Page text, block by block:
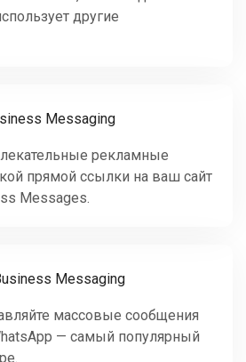
другие
Messaging
рекламные
прямой ссылки на ваш сайт
Messages.
Messaging
массовые сообщения
— самый популярный